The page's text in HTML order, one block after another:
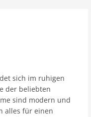
sich im ruhigen
der beliebten
sind modern und
alles für einen